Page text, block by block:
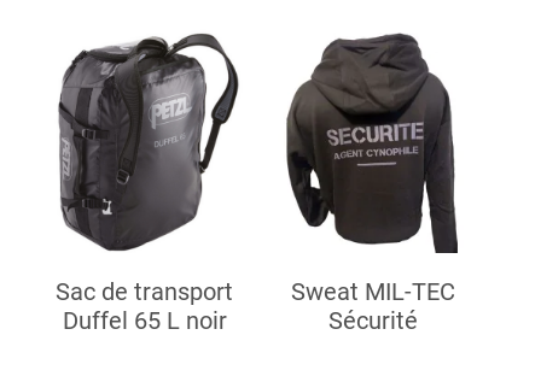
Sac de transport
Duffel 65 L noir
Sweat MIL-TEC
Sécurité